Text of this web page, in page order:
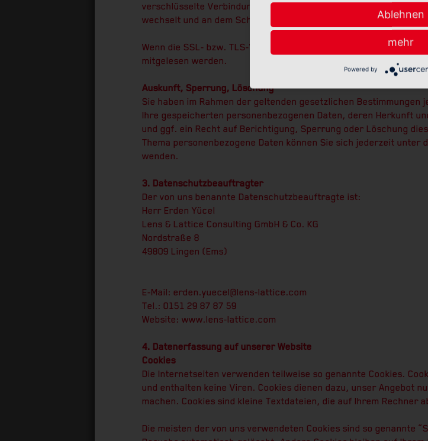
verschlüsselte Verbindung erkennen Sie daran, dass die
wechselt und an dem Schloss-Symbol in Ihrer Browserzeile.
Wenn die SSL- bzw. TLS-Verschlüsselung aktiviert ist, können
mitgelesen werden.
Auskunft, Sperrung, Löschung
Sie haben im Rahmen der geltenden gesetzlichen
Ihre gespeicherten personenbezogenen Daten, deren Herkunft
und ggf. ein Recht auf Berichtigung, Sperrung oder Löschung
Thema personenbezogene Daten können Sie sich jederzeit unter
wenden.
3. Datenschutzbeauftragter
Der von uns benannte Datenschutzbeauftragte ist:
Herr Erden Yücel
Lens & Lattice Consulting GmbH & Co. KG
Nordstraße 8
49809 Lingen (Ems)
E-Mail: erden.yuecel@lens-lattice.com
Tel.: 0151 29 87 87 59
Website: www.lens-lattice.com
4. Datenerfassung auf unserer Website
Cookies
Die Internetseiten verwenden teilweise so genannte Cookies.
und enthalten keine Viren. Cookies dienen dazu, unser Angebot
machen. Cookies sind kleine Textdateien, die auf Ihrem Rechner
Die meisten der von uns verwendeten Cookies sind so genannte
Ablehnen
mehr
Powered by